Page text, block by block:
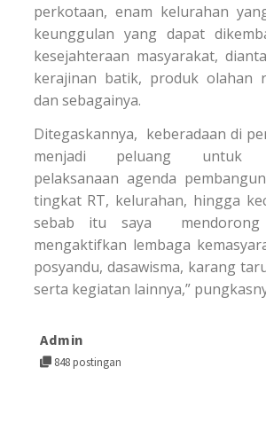
perkotaan, enam kelurahan
keunggulan yang dapat
kesejahteraan masyarakat,
kerajinan batik, produk olahan
dan sebagainya.
Ditegaskannya, keberadaan di
menjadi peluang untuk
pelaksanaan agenda
tingkat RT, kelurahan, hingga
sebab itu saya
mengaktifkan lembaga
posyandu, dasawisma, karang
serta kegiatan lainnya,”
Admin
848 postingan